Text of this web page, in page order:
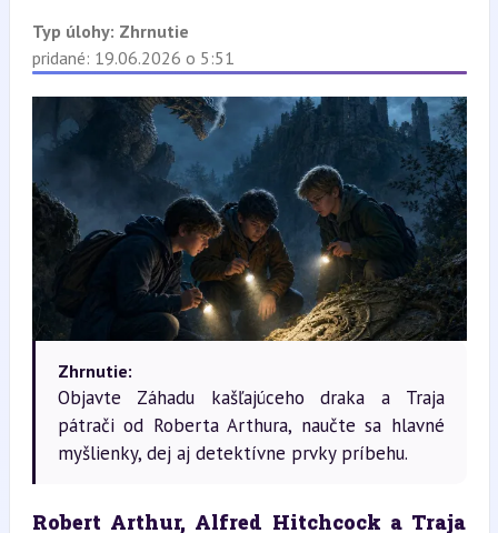
Typ úlohy: Zhrnutie
pridané: 19.06.2026 o 5:51
Zhrnutie:
Objavte Záhadu kašľajúceho draka a Traja
pátrači od Roberta Arthura, naučte sa hlavné
myšlienky, dej aj detektívne prvky príbehu.
Robert Arthur, Alfred Hitchcock a Traja